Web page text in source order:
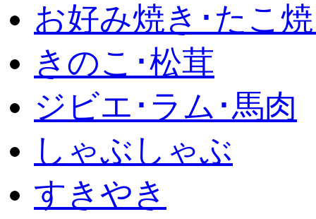
お好み焼き･たこ
きのこ･松茸
ジビエ･ラム･馬肉
しゃぶしゃぶ
すきやき